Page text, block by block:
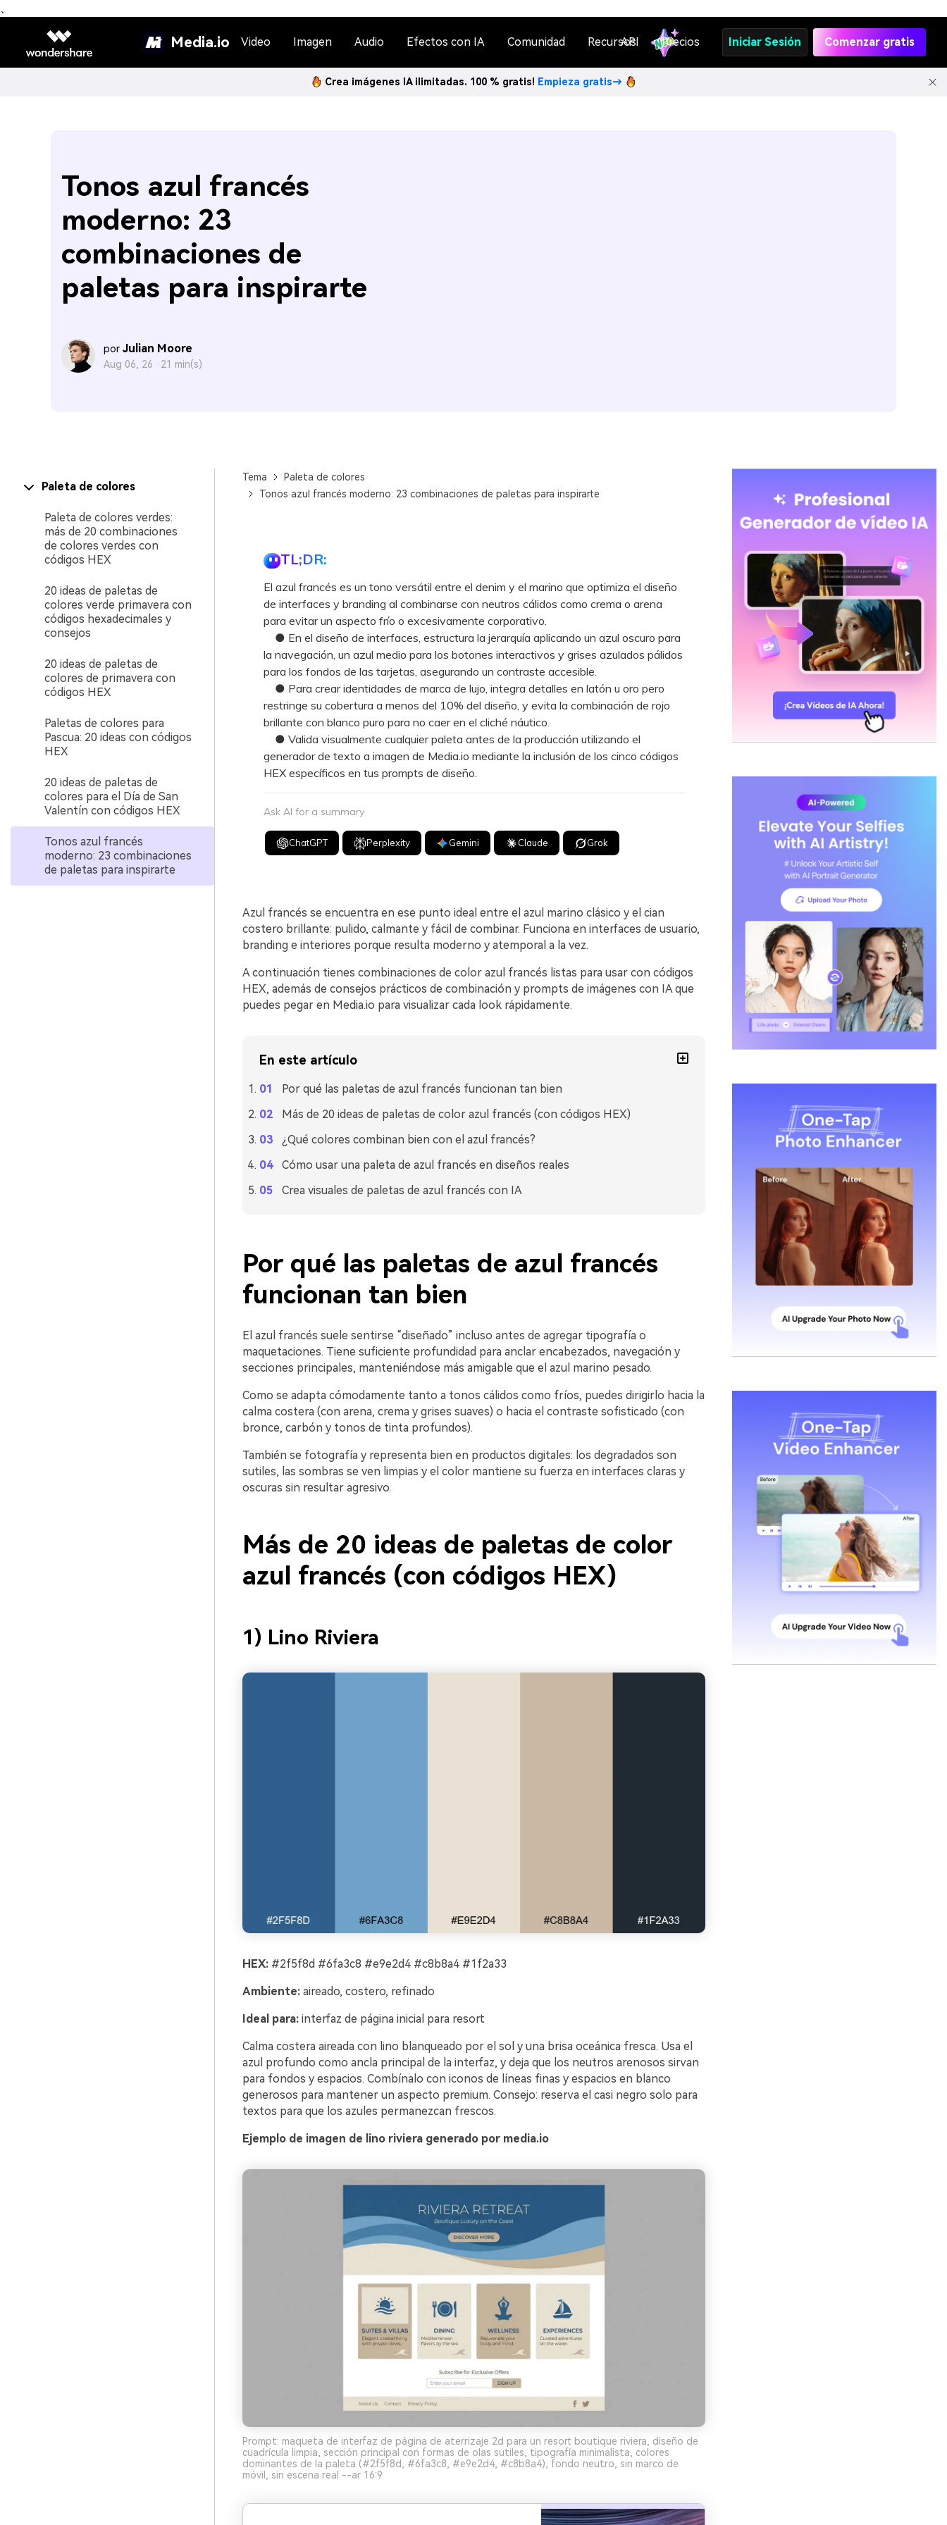
、
Media.io Video Imagen Audio Efectos con IA Comunidad Recursos
API Precios Iniciar Sesión Comenzar gratis
Crea imágenes IA ilimitadas. 100 % gratis! Empieza gratis→
Tonos azul francés
moderno: 23
combinaciones de
paletas para inspirarte
por Julian Moore
Aug 06, 26 · 21 min(s)
Paleta de colores
Paleta de colores verdes:
más de 20 combinaciones
de colores verdes con
códigos HEX
20 ideas de paletas de
colores verde primavera con
códigos hexadecimales y
consejos
20 ideas de paletas de
colores de primavera con
códigos HEX
Paletas de colores para
Pascua: 20 ideas con códigos
HEX
20 ideas de paletas de
colores para el Día de San
Valentín con códigos HEX
Tonos azul francés
moderno: 23 combinaciones
de paletas para inspirarte
Tema
Paleta de colores
Tonos azul francés moderno: 23 combinaciones de paletas para inspirarte
TL;DR:
El azul francés es un tono versátil entre el denim y el marino que optimiza el diseño
de interfaces y branding al combinarse con neutros cálidos como crema o arena
para evitar un aspecto frío o excesivamente corporativo.
● En el diseño de interfaces, estructura la jerarquía aplicando un azul oscuro para
la navegación, un azul medio para los botones interactivos y grises azulados pálidos
para los fondos de las tarjetas, asegurando un contraste accesible.
● Para crear identidades de marca de lujo, integra detalles en latón u oro pero
restringe su cobertura a menos del 10% del diseño, y evita la combinación de rojo
brillante con blanco puro para no caer en el cliché náutico.
● Valida visualmente cualquier paleta antes de la producción utilizando el
generador de texto a imagen de Media.io mediante la inclusión de los cinco códigos
HEX específicos en tus prompts de diseño.
Ask AI for a summary
ChatGPT Perplexity Gemini Claude Grok
Azul francés se encuentra en ese punto ideal entre el azul marino clásico y el cian
costero brillante: pulido, calmante y fácil de combinar. Funciona en interfaces de usuario,
branding e interiores porque resulta moderno y atemporal a la vez.
A continuación tienes combinaciones de color azul francés listas para usar con códigos
HEX, además de consejos prácticos de combinación y prompts de imágenes con IA que
puedes pegar en Media.io para visualizar cada look rápidamente.
En este artículo
Por qué las paletas de azul francés funcionan tan bien
Más de 20 ideas de paletas de color azul francés (con códigos HEX)
¿Qué colores combinan bien con el azul francés?
Cómo usar una paleta de azul francés en diseños reales
Crea visuales de paletas de azul francés con IA
Por qué las paletas de azul francés
funcionan tan bien
El azul francés suele sentirse “diseñado” incluso antes de agregar tipografía o
maquetaciones. Tiene suficiente profundidad para anclar encabezados, navegación y
secciones principales, manteniéndose más amigable que el azul marino pesado.
Como se adapta cómodamente tanto a tonos cálidos como fríos, puedes dirigirlo hacia la
calma costera (con arena, crema y grises suaves) o hacia el contraste sofisticado (con
bronce, carbón y tonos de tinta profundos).
También se fotografía y representa bien en productos digitales: los degradados son
sutiles, las sombras se ven limpias y el color mantiene su fuerza en interfaces claras y
oscuras sin resultar agresivo.
Más de 20 ideas de paletas de color
azul francés (con códigos HEX)
1) Lino Riviera
HEX:#2f5f8d #6fa3c8 #e9e2d4 #c8b8a4 #1f2a33
Ambiente:aireado, costero, refinado
Ideal para:interfaz de página inicial para resort
Calma costera aireada con lino blanqueado por el sol y una brisa oceánica fresca. Usa el
azul profundo como ancla principal de la interfaz, y deja que los neutros arenosos sirvan
para fondos y espacios. Combínalo con iconos de líneas finas y espacios en blanco
generosos para mantener un aspecto premium. Consejo: reserva el casi negro solo para
textos para que los azules permanezcan frescos.
Ejemplo de imagen de lino riviera generado por media.io
Prompt: maqueta de interfaz de página de aterrizaje 2d para un resort boutique riviera, diseño de
cuadrícula limpia, sección principal con formas de olas sutiles, tipografía minimalista, colores
dominantes de la paleta (#2f5f8d, #6fa3c8, #e9e2d4, #c8b8a4), fondo neutro, sin marco de
móvil, sin escena real --ar 16:9